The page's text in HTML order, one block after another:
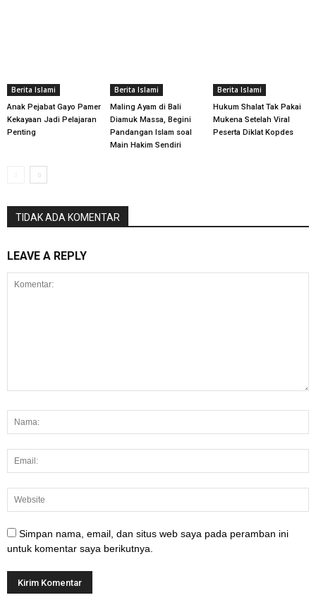
Berita Islami
Anak Pejabat Gayo Pamer
Kekayaan Jadi Pelajaran
Penting
Berita Islami
Maling Ayam di Bali
Diamuk Massa, Begini
Pandangan Islam soal
Main Hakim Sendiri
Berita Islami
Hukum Shalat Tak Pakai
Mukena Setelah Viral
Peserta Diklat Kopdes
TIDAK ADA KOMENTAR
LEAVE A REPLY
Simpan nama, email, dan situs web saya pada peramban ini
untuk komentar saya berikutnya.